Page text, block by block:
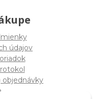
údajov
objednávky